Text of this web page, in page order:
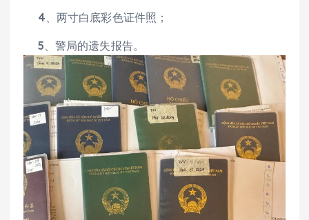
4、两寸白底彩色证件照；
5、警局的遗失报告。